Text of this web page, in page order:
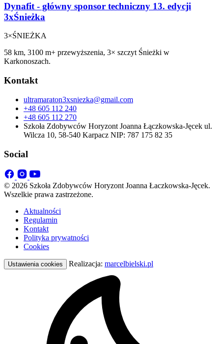
Dynafit - główny sponsor techniczny 13. edycji
3xŚnieżka
3×ŚNIEŻKA
58 km, 3100 m+ przewyższenia, 3× szczyt Śnieżki w
Karkonoszach.
Kontakt
ultramaraton3xsniezka@gmail.com
+48 605 112 240
+48 605 112 270
Szkoła Zdobywców Horyzont Joanna Łączkowska-Jęcek ul.
Wilcza 10, 58-540 Karpacz NIP: 787 175 82 35
Social
© 2026 Szkoła Zdobywców Horyzont Joanna Łaczkowska-Jęcek.
Wszelkie prawa zastrzeżone.
Aktualności
Regulamin
Kontakt
Polityka prywatności
Cookies
Ustawienia cookies Realizacja: marcelbielski.pl